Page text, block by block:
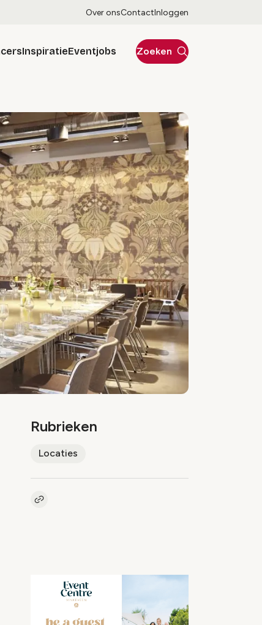
Over onsContactInloggen
InspiratieEventjobs Zoeken
Rubrieken
Locaties
Kopieer link naar artikel